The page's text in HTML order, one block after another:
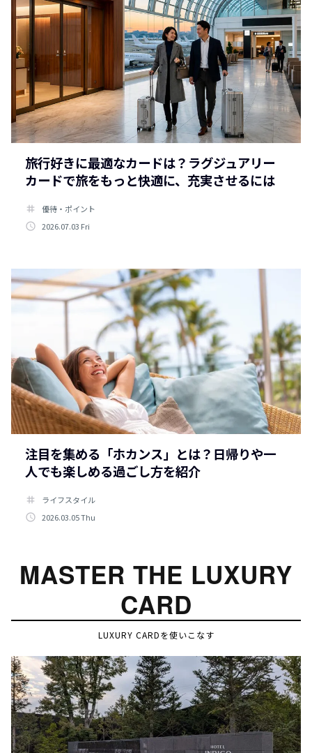
旅行好きに最適なカードは？ラグジュアリー
カードで旅をもっと快適に、充実させるには
tag
優待・ポイント
access_time 2026.07.03 Fri
注目を集める「ホカンス」とは？日帰りや一
人でも楽しめる過ごし方を紹介
tag
ライフスタイル
access_time 2026.03.05 Thu
MASTER THE LUXURY
CARD
LUXURY CARDを使いこなす